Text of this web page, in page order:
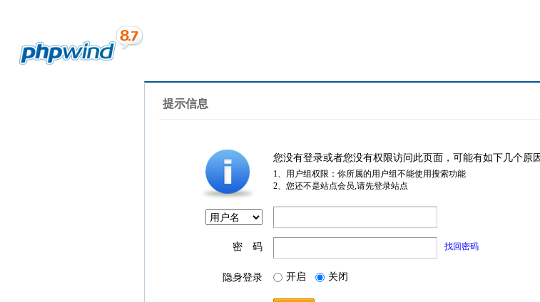
提示信息
您没有登录或者您没有权限访问此页面，可能有如下几个原
1、用户组权限：你所属的用户组不能使用搜索功能
2、您还不是站点会员,请先登录站点
密 码 找回密码
隐身登录 开启 关闭